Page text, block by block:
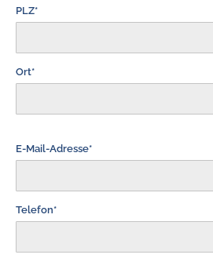
PLZ*
Ort*
E-Mail-Adresse*
Telefon*